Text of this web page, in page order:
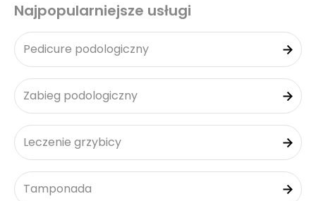
Najpopularniejsze usługi
Pedicure podologiczny
Zabieg podologiczny
Leczenie grzybicy
Tamponada